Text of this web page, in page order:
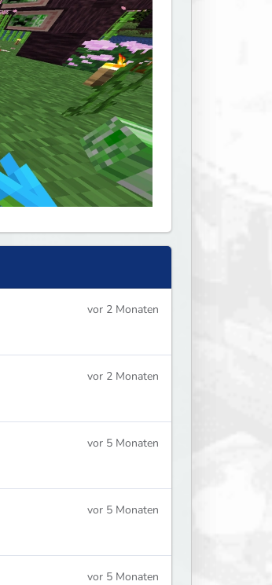
vor 2 Monaten
vor 2 Monaten
vor 5 Monaten
vor 5 Monaten
vor 5 Monaten